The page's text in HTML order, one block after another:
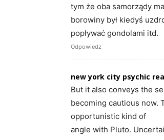
tym że oba samorządy
borowiny był kiedyś
popływać gondolami itd.
Odpowiedz
new york city psychic
But it also conveys the
becoming cautious now.
opportunistic kind of
angle with Pluto.